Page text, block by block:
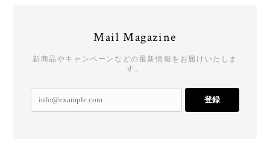
Mail Magazine
新商品やキャンペーンなどの最新情報をお届けいたしま
す。
登録